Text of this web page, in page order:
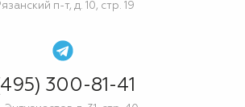
п-т, д. 10, стр. 19
300-81-41